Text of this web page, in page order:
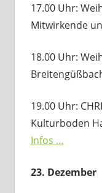
17.00 Uhr:
Mitwirkende
18.00 Uhr:
19.00 Uhr:
Kulturboden
Infos …
23. Dezember